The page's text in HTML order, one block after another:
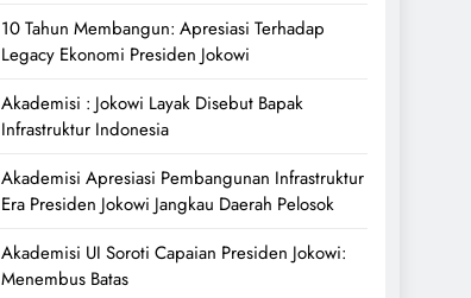
10 Tahun Membangun: Apresiasi Terhadap
Legacy Ekonomi Presiden Jokowi
Akademisi : Jokowi Layak Disebut Bapak
Infrastruktur Indonesia
Akademisi Apresiasi Pembangunan Infrastruktur
Era Presiden Jokowi Jangkau Daerah Pelosok
Akademisi UI Soroti Capaian Presiden Jokowi:
Menembus Batas